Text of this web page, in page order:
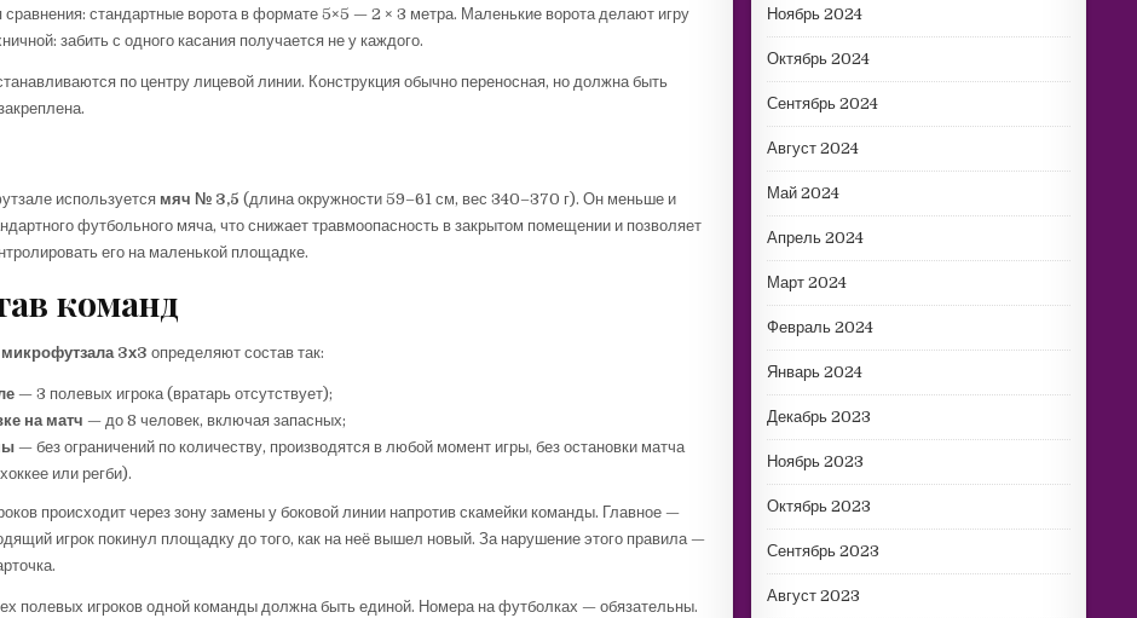
сравнения: стандартные ворота в формате 5×5 — 2 × 3 метра. Маленькие ворота делают игру
забить с одного касания получается не у каждого.
по центру лицевой линии. Конструкция обычно переносная, но должна быть
используется мяч № 3,5 (длина окружности 59–61 см, вес 340–370 г). Он меньше и
футбольного мяча, что снижает травмоопасность в закрытом помещении и позволяет
его на маленькой площадке.
команд
3х3 определяют состав так:
— 3 полевых игрока (вратарь отсутствует);
на матч — до 8 человек, включая запасных;
— без ограничений по количеству, производятся в любой момент игры, без остановки матча
или регби).
происходит через зону замены у боковой линии напротив скамейки команды. Главное —
игрок покинул площадку до того, как на неё вышел новый. За нарушение этого правила —
полевых игроков одной команды должна быть единой. Номера на футболках — обязательны.
Ноябрь 2024
Октябрь 2024
Сентябрь 2024
Август 2024
Май 2024
Апрель 2024
Март 2024
Февраль 2024
Январь 2024
Декабрь 2023
Ноябрь 2023
Октябрь 2023
Сентябрь 2023
Август 2023